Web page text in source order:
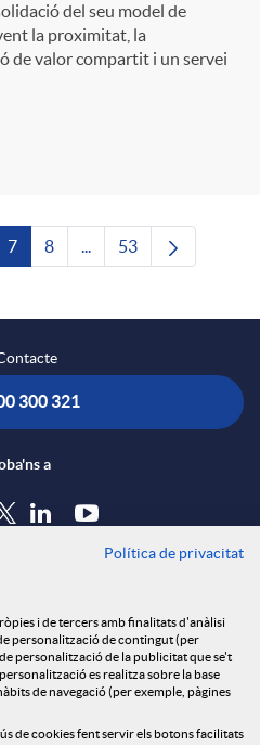
del seu model de
la proximitat, la
de valor compartit i un servei
Utilitzeu TAB per
Pàgina
7 Pàgina
8 ...Pàgines intermèdies
Pàgina
53
300 321
a
de cookies
legal
Online
denúncies
Política de privacitat
i de tercers amb finalitats d'anàlisi
personalització de contingut (per
personalització de la publicitat que se't
es realitza sobre la base
de navegació (per exemple, pàgines
de cookies fent servir els botons facilitats